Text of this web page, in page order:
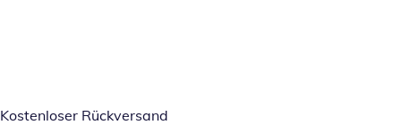
Kostenloser Rückversand